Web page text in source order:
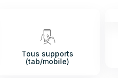
Tous supports
(tab/mobile)